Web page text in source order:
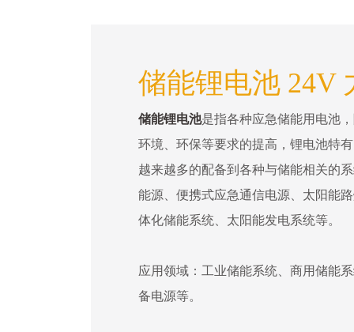
储能锂电池 24V
储能锂电池是指各种应急储能用电池
环境、环保等要求的提高，锂电池特
越来越多的配备到各种与储能相关的
能源、便携式应急通信电源、太阳能
体化储能系统、太阳能发电系统等。
应用领域：工业储能系统、商用储能
备电源等。